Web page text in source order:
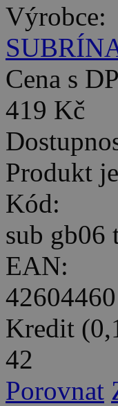
Výrobce:
Cena s
419 Kč
Produkt
Kód:
sub gb06
EAN:
Kredit
42
Porovnat